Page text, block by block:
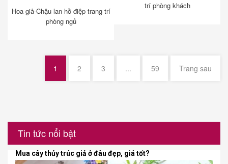
Hoa giả-Chậu lan hồ điệp trang trí
phòng ngủ
trí phòng khách
1 2 3 ... 59 Trang sau
Tin tức nổi bật
Mua cây thủy trúc giả ở đâu đẹp, giá tốt?